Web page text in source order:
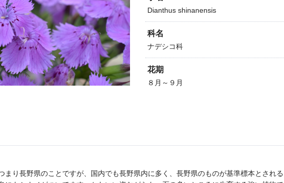
Dianthus shinanensis
科名
ナデシコ科
花期
８月～９月
まり長野県のことですが、国内でも長野県内に多く、長野県のものが基準標本とされる